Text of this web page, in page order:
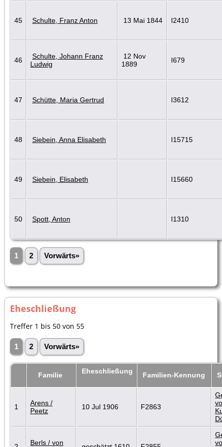
45 Schulte, Franz Anton 13 Mai 1844 I2410
46
Schulte, Johann Franz
Ludwig
12 Nov
1889
I679
47 Schütte, Maria Gertrud I3612
48 Siebein, Anna Elisabeth I15715
49 Siebein, Elisabeth I15660
50 Spott, Anton I1310
1 2 Vorwärts»
Eheschließung
Treffer 1 bis 50 von 55
1 2 Vorwärts»
Familie Eheschließung Familien-Kennung
1
Arens /
Peetz
10 Jul 1906 F2863
Berls / von